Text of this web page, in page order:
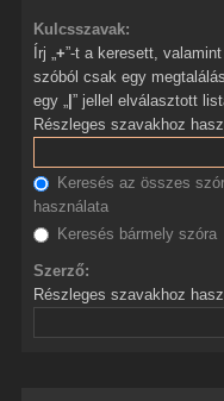
Kulcsszavak:
Írj „ +”-t a keresett, valamint „
szóból csak egy
egy „ |” jellel elválasztott
Részleges szavakhoz
Keresés az összes
használata
Keresés bármely szóra
Szerző:
Részleges szavakhoz